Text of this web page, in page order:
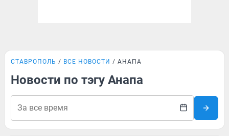
СТАВРОПОЛЬ ВСЕ НОВОСТИ АНАПА
Новости по тэгу Анапа